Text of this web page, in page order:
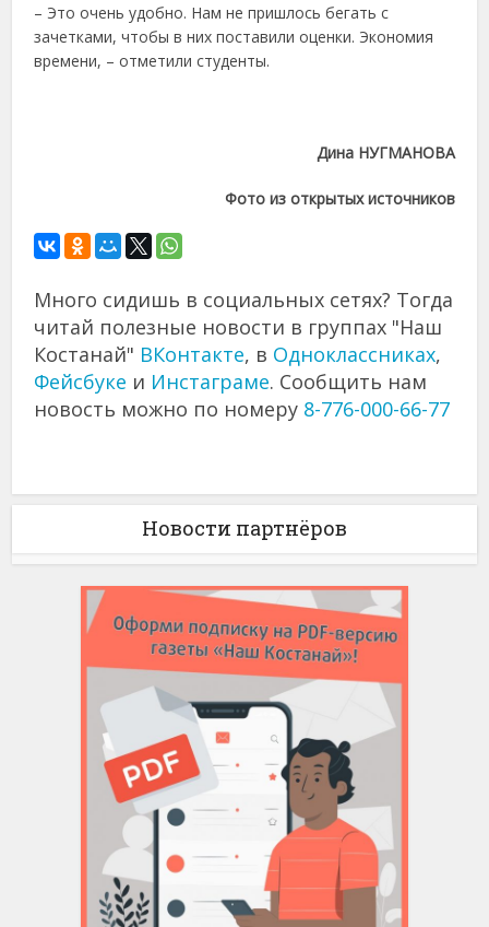
– Это очень удобно. Нам не пришлось бегать с
зачетками, чтобы в них поставили оценки. Экономия
времени, – отметили студенты.
Дина НУГМАНОВА
Фото из открытых источников
Много сидишь в социальных сетях? Тогда
читай полезные новости в группах "Наш
Костанай" ВКонтакте, в Одноклассниках,
Фейсбуке и Инстаграме. Сообщить нам
новость можно по номеру 8-776-000-66-77
Новости партнёров